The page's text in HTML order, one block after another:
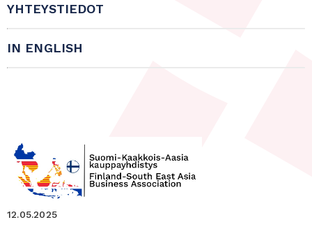
YHTEYSTIEDOT
IN ENGLISH
12.05.2025